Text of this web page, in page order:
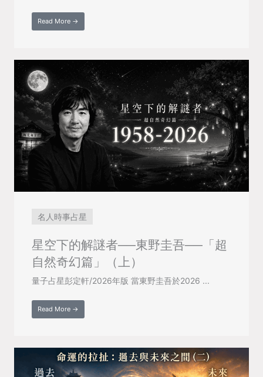
Read More →
名人時事占星
星空下的解謎者──東野圭吾──「超
自然奇幻篇」（上）
量子占星彭定軒/2026年版 當東野圭吾於2026 ...
Read More →